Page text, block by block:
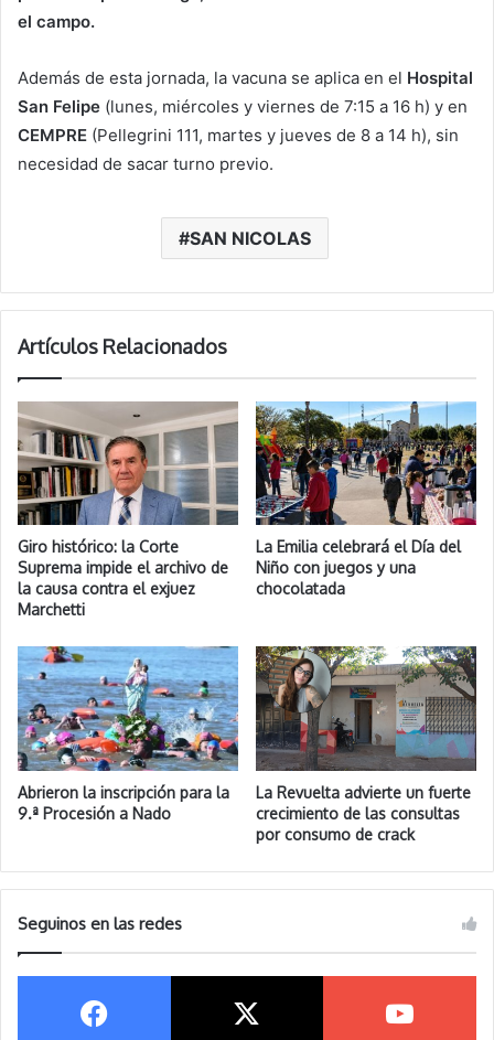
el campo.
Además de esta jornada, la vacuna se aplica en el Hospital
San Felipe (lunes, miércoles y viernes de 7:15 a 16 h) y en
CEMPRE (Pellegrini 111, martes y jueves de 8 a 14 h), sin
necesidad de sacar turno previo.
SAN NICOLAS
Artículos Relacionados
Giro histórico: la Corte
Suprema impide el archivo de
la causa contra el exjuez
Marchetti
La Emilia celebrará el Día del
Niño con juegos y una
chocolatada
Abrieron la inscripción para la
9.ª Procesión a Nado
La Revuelta advierte un fuerte
crecimiento de las consultas
por consumo de crack
Seguinos en las redes